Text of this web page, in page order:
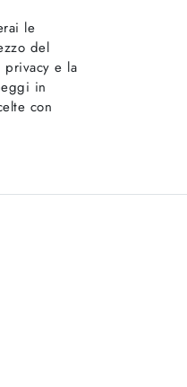
le
del
privacy e la
in
con